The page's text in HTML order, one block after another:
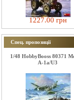
1227.00 грн
Спец. пропозиції
1/48 HobbyBooss 80371
A-1a/U3